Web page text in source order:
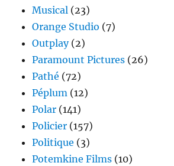
Musical (23)
Orange Studio (7)
Outplay(2)
Paramount Pictures (26)
Pathé (72)
Péplum (12)
Polar (141)
Policier (157)
Politique (3)
Potemkine Films (10)